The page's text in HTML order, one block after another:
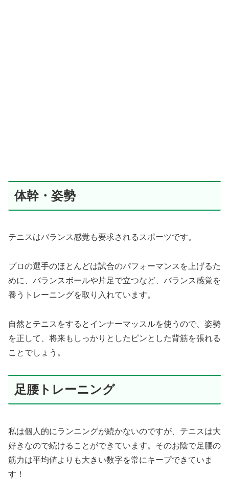
体幹・姿勢
テニスはバランス感覚も要求されるスポーツです。
プロの選手のほとんどは試合のパフォーマンスを上げるた
めに、バランスボールや片足で立つなど、バランス感覚を
養うトレーニングを取り入れています。
自然とテニスをするとインナーマッスルを使うので、姿勢
を正して、将来もしっかりとしたピンとした背筋を張れる
ことでしょう。
足腰トレーニング
私は個人的にランニングが続かないのですが、テニスは大
好きなので続けることができています。そのお陰で足腰の
筋力は平均値よりも大きい数字を常にキープできていま
す！